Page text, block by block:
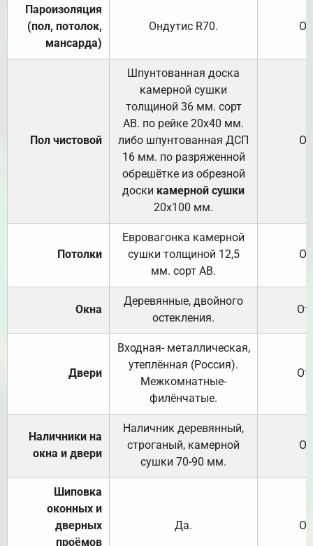
Пароизоляция
(пол, потолок,
мансарда)
Ондутис R70.
Пол чистовой
Шпунтованная доска
камерной сушки
толщиной 36 мм. сорт
АВ. по рейке 20х40 мм.
либо шпунтованная ДСП
16 мм. по разряженной
обрешётке из обрезной
доски камерной сушки
20х100 мм.
Потолки
Евровагонка камерной
сушки толщиной 12,5
мм. сорт АВ.
Окна
Деревянные, двойного
остекления.
Двери
Входная- металлическая,
утеплённая (Россия).
Межкомнатные-
филёнчатые.
Наличники на
окна и двери
Наличник деревянный,
строганый, камерной
сушки 70-90 мм.
Шиповка
оконных и
дверных
проёмов
Да.